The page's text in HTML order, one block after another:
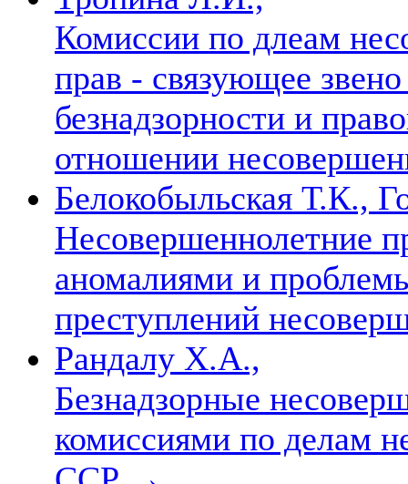
Комиссии по длеам
прав - связующее
безнадзорности и
отношении
Белокобыльская Т.К.,
Несовершеннолетние
аномалиями и
преступлений
Рандалу Х.А.,
Безнадзорные
комиссиями по делам